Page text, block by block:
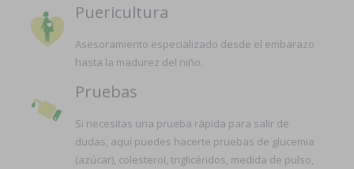
Puericultura
Asesoramiento especializado desde el embarazo
hasta la madurez del niño.
Pruebas
Si necesitas una prueba rápida para salir de
dudas, aquí puedes hacerte pruebas de glucemia
(azúcar), colesterol, triglicéridos, medida de pulso,